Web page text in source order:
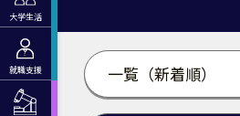
大学生活
就職支援 一覧（新着順）